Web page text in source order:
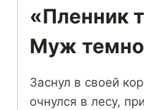
«Пленник
Муж
Заснул в своей
очнулся в лесу,